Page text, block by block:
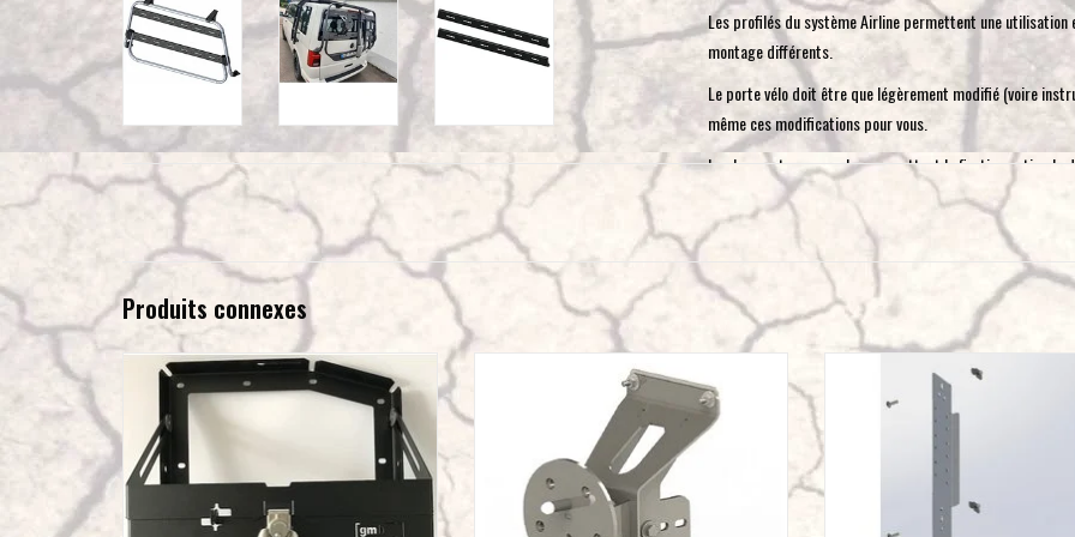
Les profilés du système Airline permettent une
montage différents.
Le porte vélo doit être que légèrement modifié (voire
même ces modifications pour vous.
Les barres transversales permettent la fixation optimale
roue de secours, un bidon, un cric etc. Au moins un rail
voire plus doivent être démontés. Pour une meilleure
porte vélo. Sur d’autres photos une roue de secours et
cependant seulement les pièces pour la transformation du
Le contenu du kit :
2 barres transversales
2 profiles airline
pièces de fixation
les vis et écrous nécessaires
manuel d’installation
Matériaux : aluminium (haute performance) , surface
Produits connexes
Module porte bidon NOIR pour notre GTV-GMB
système modulable pour hayon VW T5/T6
AJOUTER AU PANIER
Module porte roue pour notre système modulable
GTV-GMB "airline" pour hayon VW T5/T6
AJOUTER AU PANIER
Traverse verticale GTV-GMB (noire)
extension du système pour système
Airline »
AJOUTER AU PANIER